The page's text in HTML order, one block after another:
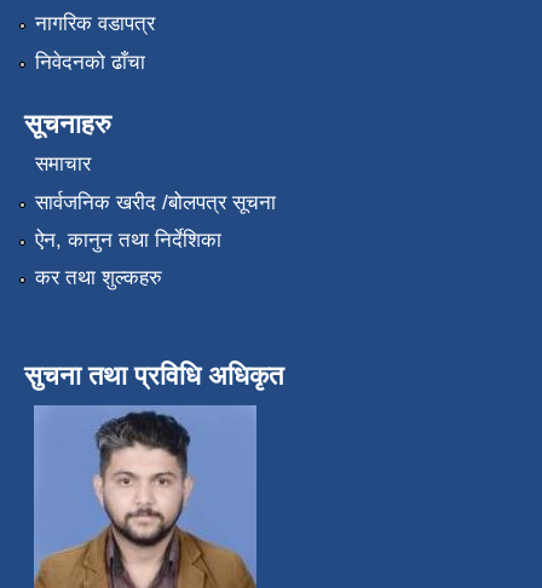
नागरिक वडापत्र
निवेदनको ढाँचा
सूचनाहरु
समाचार
सार्वजनिक खरीद /बोलपत्र सूचना
ऐन, कानुन तथा निर्देशिका
कर तथा शुल्कहरु
सुचना तथा प्रविधि अधिकृत